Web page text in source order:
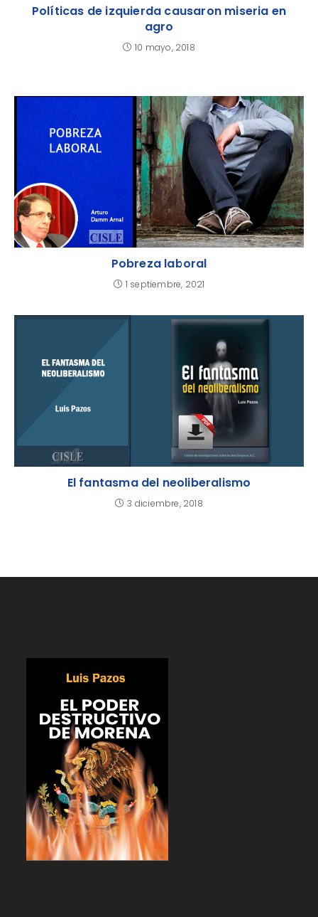
Políticas de izquierda causaron miseria en
agro
10 mayo, 2018
Pobreza laboral
1 septiembre, 2021
El fantasma del neoliberalismo
3 diciembre, 2018